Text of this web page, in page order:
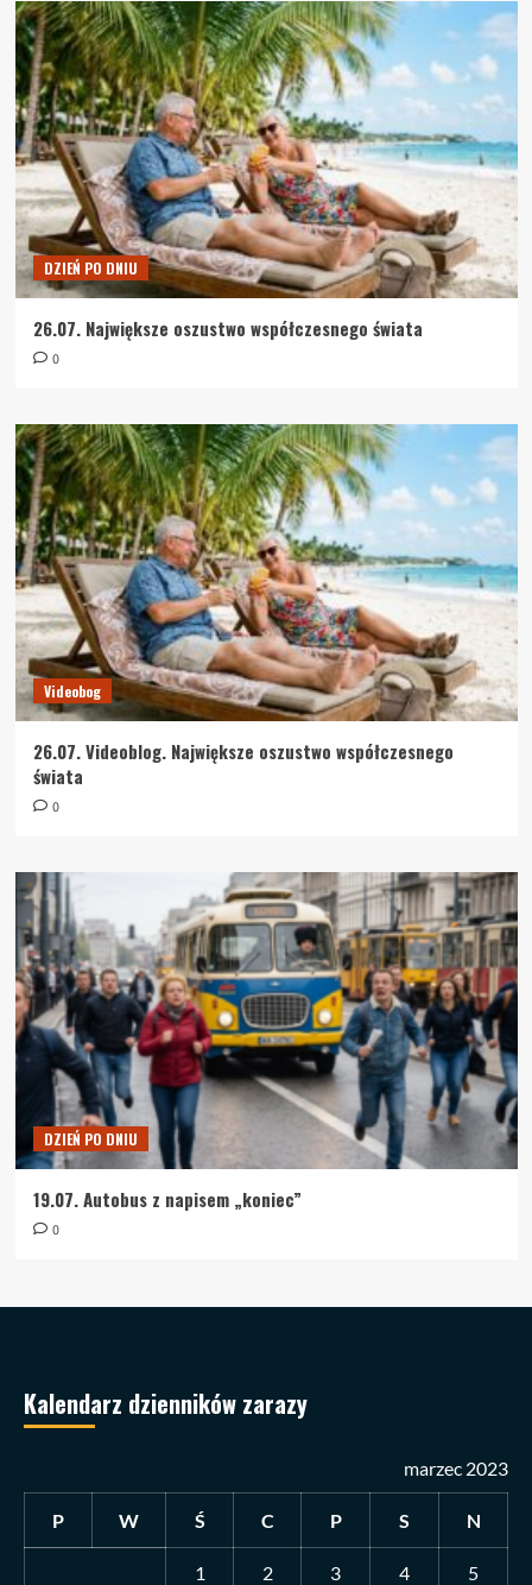
DZIEŃ PO DNIU
26.07. Największe oszustwo współczesnego świata
0
Videobog
26.07. Videoblog. Największe oszustwo współczesnego
świata
0
DZIEŃ PO DNIU
19.07. Autobus z napisem „koniec”
0
Kalendarz dzienników zarazy
marzec 2023
P W Ś C P S N
1 2 3 4 5